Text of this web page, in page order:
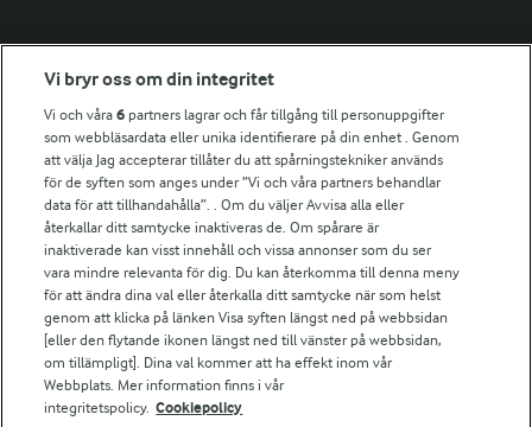
Fler Arlasajter
För ägare
Arlas kundportal
Arla.com
Falbygdens Ost
Arla webbshop
Bildbank
Följ oss
Vi bryr oss om din integritet
Vi och våra6 partners lagrar och får tillgång till personuppgifter
som webbläsardata eller unika identifierare på din enhet . Genom
att välja Jag accepterar tillåter du att spårningstekniker används
för de syften som anges under ”Vi och våra partners behandlar
data för att tillhandahålla”. . Om du väljer Avvisa alla eller
återkallar ditt samtycke inaktiveras de. Om spårare är
inaktiverade kan visst innehåll och vissa annonser som du ser
vara mindre relevanta för dig. Du kan återkomma till denna meny
för att ändra dina val eller återkalla ditt samtycke när som helst
genom att klicka på länken Visa syften längst ned på webbsidan
[eller den flytande ikonen längst ned till vänster på webbsidan,
om tillämpligt]. Dina val kommer att ha effekt inom vår
Webbplats. Mer information finns i vår
integritetspolicy. Cookiepolicy